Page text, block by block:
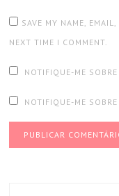
SAVE MY NAME,
NEXT TIME I COMMENT.
NOTIFIQUE-ME
NOTIFIQUE-ME